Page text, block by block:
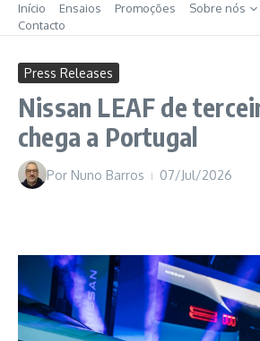
Início Ensaios Promoções
Sobre nós
Contacto
Press Releases
Nissan LEAF de
chega a Portugal
Por Nuno Barros 07/Jul/2026